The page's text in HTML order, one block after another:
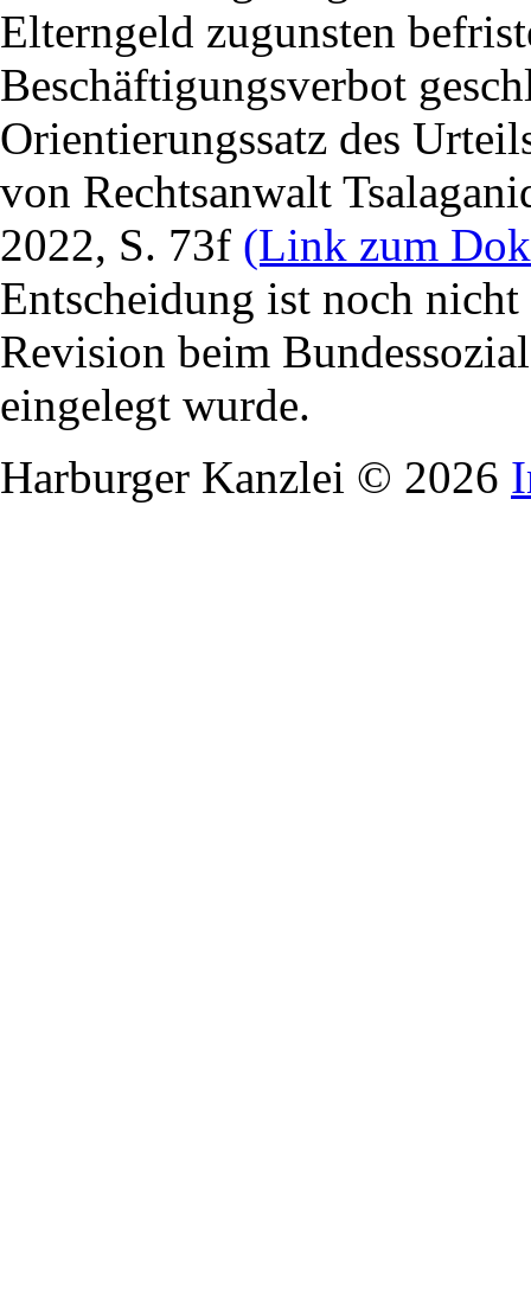
Elterngeld zugunsten
Beschäftigungsverbot
Orientierungssatz des
von Rechtsanwalt
2022, S. 73f (Link zum
Entscheidung ist noch
Revision beim
eingelegt wurde.
Harburger Kanzlei © 2026